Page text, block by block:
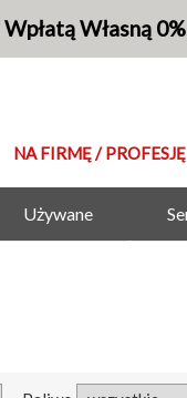
Wpłatą Własną 0%
NA FIRMĘ / PROFESJĘ
Używane